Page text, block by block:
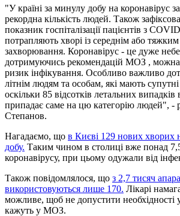
"У країні за минулу добу на коронавірус
рекордна кількість людей. Також
показник госпіталізації пацієнтів з
потрапляють хворі із середнім або
захворювання. Коронавірус - це дуже
дотримуючись рекомендацій МОЗ , можна
ризик інфікування. Особливо важливо
літнім людям та особам, які мають
оскільки 85 відсотків летальних випадків
припадає саме на цю категорію людей", -
Степанов.
Нагадаємо, що в Києві 129 нових хворих
добу. Таким чином в столиці вже понад
коронавірусу, при цьому одужали від
Також повідомлялося, що з 2,7 тисяч
використовуються лише 170. Лікарі
можливе, щоб не допустити необхідності у
кажуть у МОЗ.